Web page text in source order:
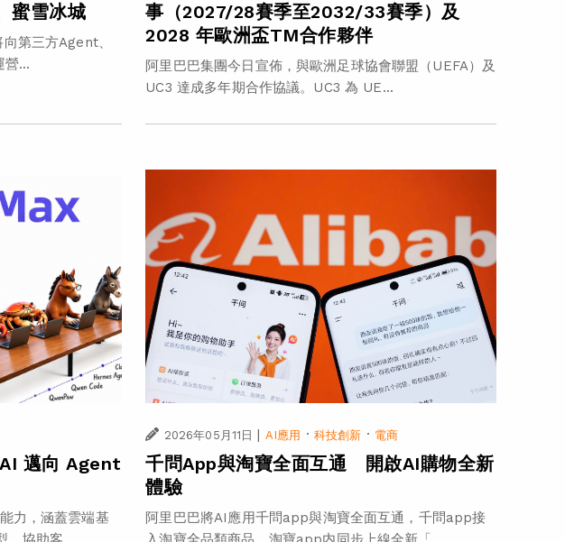
蜜雪冰城
第三方Agent、
營...
事（2027/28賽季至2032/33賽季）及
2028 年歐洲盃TM合作夥伴
阿里巴巴集團今日宣佈，與歐洲足球協會聯盟（UEFA）及
UC3 達成多年期合作協議。UC3 為 UE...
邁向 Agent
力，涵蓋雲端基
2026年05月11日 | AI應用 · 科技創新 · 電商
千問App與淘寶全面互通 開啟AI購物全新
體驗
阿里巴巴將AI應用千問app與淘寶全面互通，千問app接